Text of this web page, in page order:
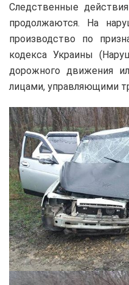
Следственные
продолжаются. На
производство по
кодекса Украины
дорожного движения
лицами, управляющими